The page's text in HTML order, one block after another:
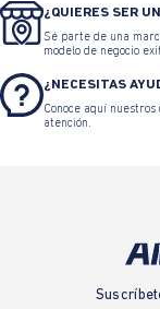
¿QUIERES SER
Sé parte de una
modelo de negocio
¿NECESITAS
Conoce aquí nuestros
atención.